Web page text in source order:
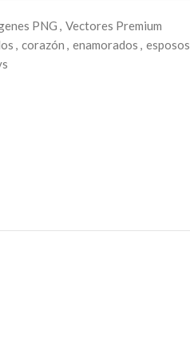
PNG , Vectores Premium
, corazón , enamorados , esposos